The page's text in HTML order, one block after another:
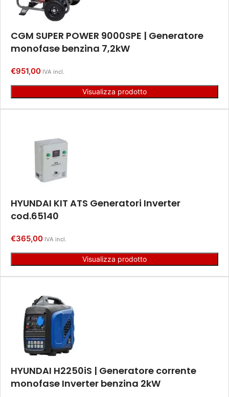
CGM SUPER POWER 9000SPE | Generatore
monofase benzina 7,2kW
€951,00 IVA incl.
Visualizza prodotto
HYUNDAI KIT ATS Generatori Inverter
cod.65140
€365,00 IVA incl.
Visualizza prodotto
HYUNDAI H2250iS | Generatore corrente
monofase Inverter benzina 2kW